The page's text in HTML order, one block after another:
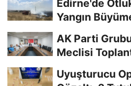
Edirne'de
Yangın
AK Parti
Meclisi
Uyuşturucu